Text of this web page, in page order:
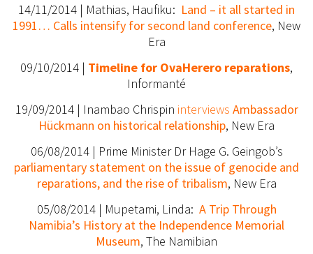
14/11/2014 | Mathias, Haufiku: Land – it all started in
1991… Calls intensify for second land conference, New
Era
09/10/2014 | Timeline for OvaHerero reparations,
Informanté
19/09/2014 | Inambao Chrispin interviews Ambassador
Hückmann on historical relationship, New Era
06/08/2014 | Prime Minister Dr Hage G. Geingob’s
parliamentary statement on the issue of genocide and
reparations, and the rise of tribalism, New Era
05/08/2014 | Mupetami, Linda: A Trip Through
Namibia’s History at the Independence Memorial
Museum, The Namibian